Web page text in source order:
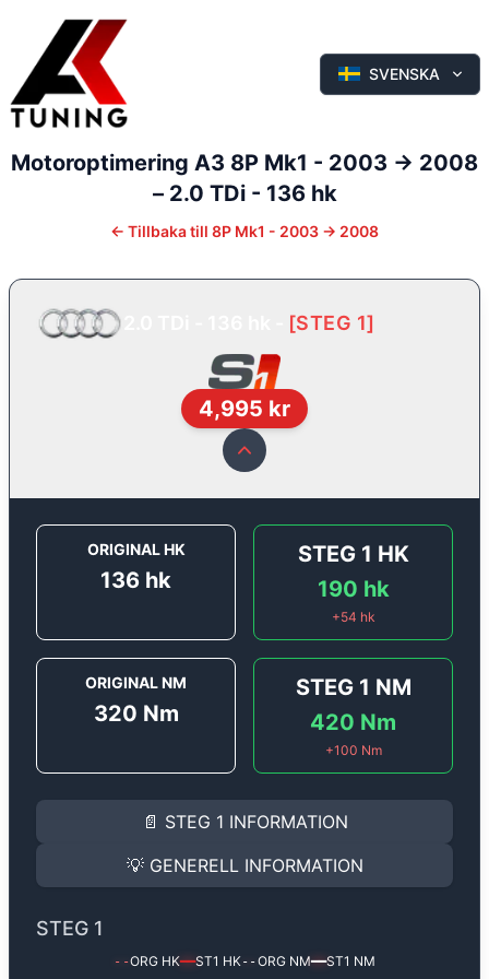
SVENSKA
Motoroptimering A3 8P Mk1 - 2003 -> 2008
– 2.0 TDi - 136 hk
← Tillbaka till 8P Mk1 - 2003 -> 2008
[STEG 1]
4,995 kr
ORIGINAL HK
136 hk
STEG 1 HK
190 hk
+54 hk
ORIGINAL NM
320 Nm
STEG 1 NM
420 Nm
+100 Nm
📄 STEG 1 INFORMATION
INFORMATION
Steg 1
Audi A3 2.0 TDi - 136 hk.
Effekten ökar från136 hktill190 hkoch
(+54 hk & +100 Nm).
Ger mer effekt, högre vridmoment, lägre
Steg 1 mjukvara justerar vi ett antal
💡 GENERELL INFORMATION
✅ All mjukvara är skräddarsydd för din bil
✅ Felsökning inann samt efter optimering
STEG 1
--ORG HK━━ST1 HK--ORG NM━━ST1 NM